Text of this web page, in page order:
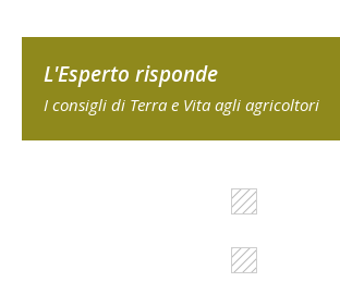
L'Esperto risponde
I consigli di Terra e Vita agli agricoltori